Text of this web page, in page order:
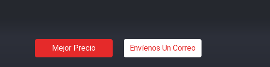
Mejor Precio Envíenos Un Correo